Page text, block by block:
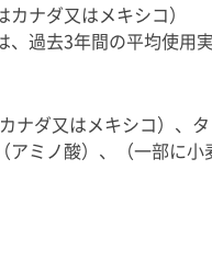
ナダ又はメキシコ）
、過去3年間の平均使用
ナダ又はメキシコ）、
アミノ酸）、（一部に